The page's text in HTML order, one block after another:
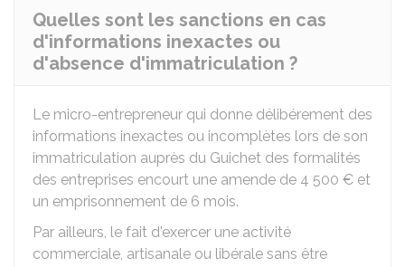
Quelles sont les sanctions en cas
d'informations inexactes ou
d'absence d'immatriculation ?
Le micro-entrepreneur qui donne délibérement des
informations inexactes ou incomplètes lors de son
immatriculation auprès du Guichet des formalités
des entreprises encourt une amende de 4 500 € et
un emprisonnement de 6 mois.
Par ailleurs, le fait d'exercer une activité
commerciale, artisanale ou libérale sans être